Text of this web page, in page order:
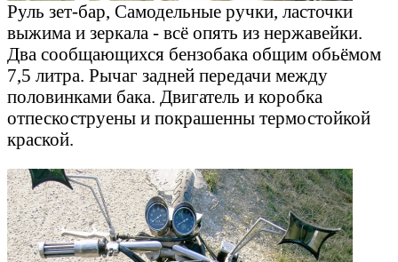
Руль зет-бар, Самодельные ручки, ласточки
выжима и зеркала - всё опять из нержавейки.
Два сообщающихся бензобака общим обьёмом
7,5 литра. Рычаг задней передачи между
половинками бака. Двигатель и коробка
отпескоструены и покрашенны термостойкой
краской.